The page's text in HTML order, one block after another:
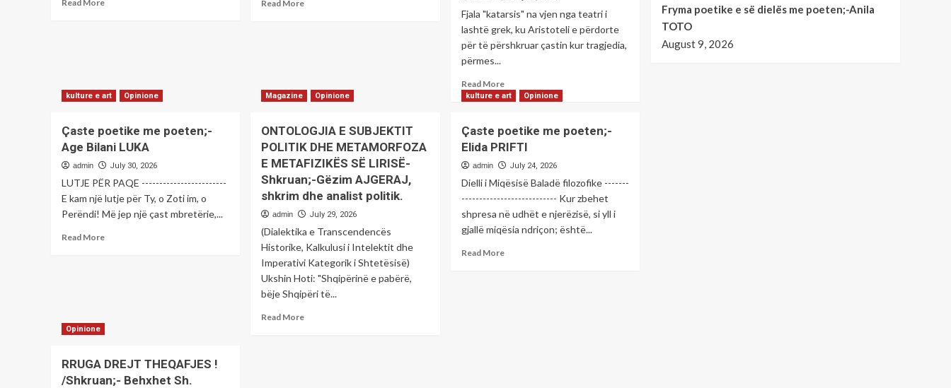
Read More
;-
Read More
BOTËS
Shkruan:
Behxhet
Sh.
SHALA
–
BAJGORA
Fjala "katarsis" na vjen nga teatri i
lashtë grek, ku Aristoteli e përdorte
për të përshkruar çastin kur tragjedia,
përmes...
Read MoreRead
more
partiak
i
partive
në
të
gjitha
hapësirat
Ballkan-
kulture e art Opinione
Çaste poetike me poeten;-
Age Bilani LUKA
admin July 30, 2026
LUTJE PËR PAQE ------------------------
E kam një lutje për Ty, o Zoti im, o
Perëndi! Më jep një çast mbretërie,...
Read MoreRead
Magazine Opinione
ONTOLOGJIA E SUBJEKTIT
POLITIK DHE METAMORFOZA
E METAFIZIKËS SË LIRISË-
Shkruan;-Gëzim AJGERAJ,
shkrim dhe analist politik.
admin July 29, 2026
(Dialektika e Transcendencës
Historike, Kalkulusi i Intelektit dhe
Imperativi Kategorik i Shtetësisë)
Ukshin Hoti: "Shqipërinë e pabërë,
bëje Shqipëri të...
Read MoreRead
kulture e art Opinione
Çaste poetike me poeten;-
Elida PRIFTI
admin July 24, 2026
Dielli i Miqësisë Baladë filozofike -------
--------------------------- Kur zbehet
shpresa në udhët e njerëzisë, si yll i
gjallë miqësia ndriçon; është...
Read MoreRead
Opinione
RRUGA DREJT THEQAFJES !
/Shkruan;- Behxhet Sh.
Fryma poetike e së dielës me poeten;-Anila
TOTO
August 9, 2026